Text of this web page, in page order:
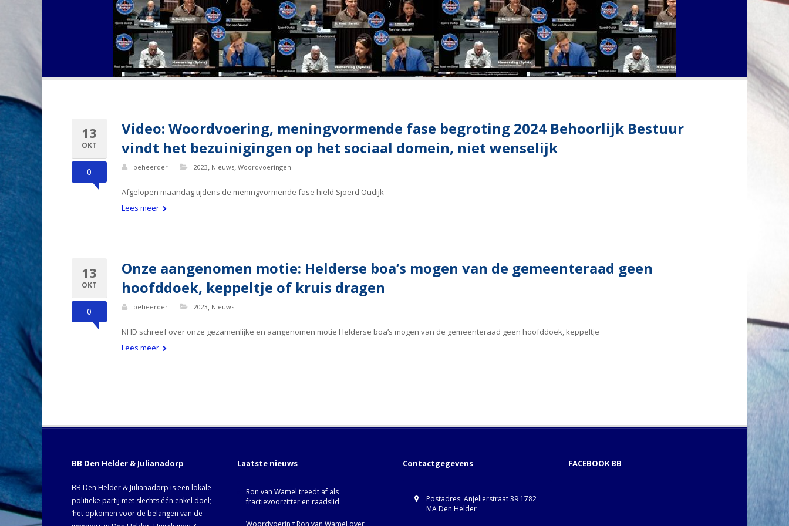
13
OKT
0
Video: Woordvoering, meningvormende fase begroting 2024 Behoorlijk Bestuur
vindt het bezuinigingen op het sociaal domein, niet wenselijk
beheerder 2023, Nieuws, Woordvoeringen
Afgelopen maandag tijdens de meningvormende fase hield Sjoerd Oudijk
Lees meer
13
OKT
0
Onze aangenomen motie: Helderse boa’s mogen van de gemeenteraad geen
hoofddoek, keppeltje of kruis dragen
beheerder 2023, Nieuws
NHD schreef over onze gezamenlijke en aangenomen motie Helderse boa’s mogen van de gemeenteraad geen hoofddoek, keppeltje
Lees meer
BB Den Helder & Julianadorp
BB Den Helder & Julianadorp is een lokale
politieke partij met slechts één enkel doel;
‘het opkomen voor de belangen van de
Laatste nieuws
Ron van Wamel treedt af als
fractievoorzitter en raadslid
Woordvoering Ron van Wamel over
Contactgegevens
Postadres: Anjelierstraat 39 1782
MA Den Helder
FACEBOOK BB